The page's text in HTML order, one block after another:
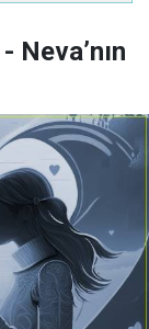
Neva’nın